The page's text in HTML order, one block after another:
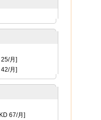
25/月]
/月]
67/月]